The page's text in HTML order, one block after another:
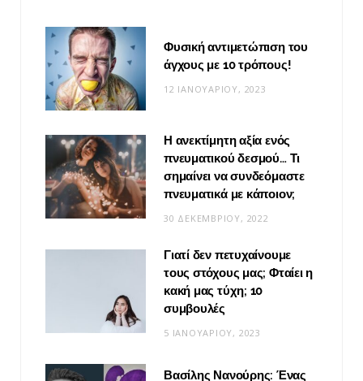
Φυσική αντιμετώπιση του
άγχους με 10 τρόπους!
12 ΙΑΝΟΥΑΡΊΟΥ, 2023
Η ανεκτίμητη αξία ενός
πνευματικού δεσμού… Τι
σημαίνει να συνδεόμαστε
πνευματικά με κάποιον;
30 ΔΕΚΕΜΒΡΊΟΥ, 2022
Γιατί δεν πετυχαίνουμε
τους στόχους μας; Φταίει η
κακή μας τύχη; 10
συμβουλές
5 ΙΑΝΟΥΑΡΊΟΥ, 2023
Βασίλης Νανούρης: Ένας